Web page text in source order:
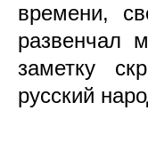
времени,
развенчал
заметку
русский